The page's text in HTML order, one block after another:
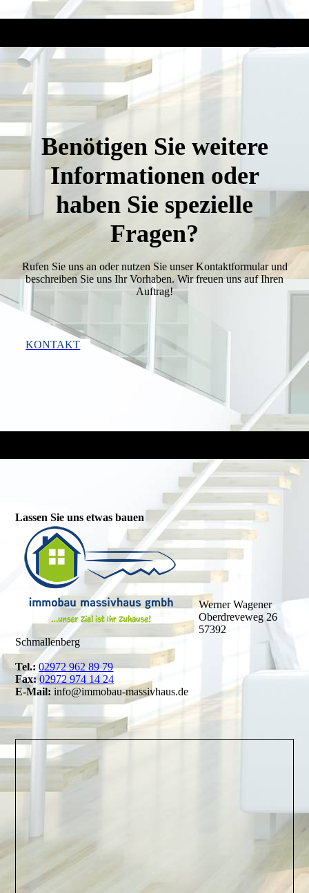
Benötigen Sie weitere
Informationen oder
haben Sie spezielle
Fragen?
Rufen Sie uns an oder nutzen Sie unser Kontakt­formular und
beschrei­ben Sie uns Ihr Vor­haben. Wir freuen uns auf Ihren
Auftrag!
KONTAKT
Lassen Sie uns etwas bauen
Werner Wagener
Oberdreveweg 26
57392
Schmallenberg
Tel.: 02972 962 89 79
Fax: 02972 974 14 24
E-Mail: info@immobau-massivhaus.de